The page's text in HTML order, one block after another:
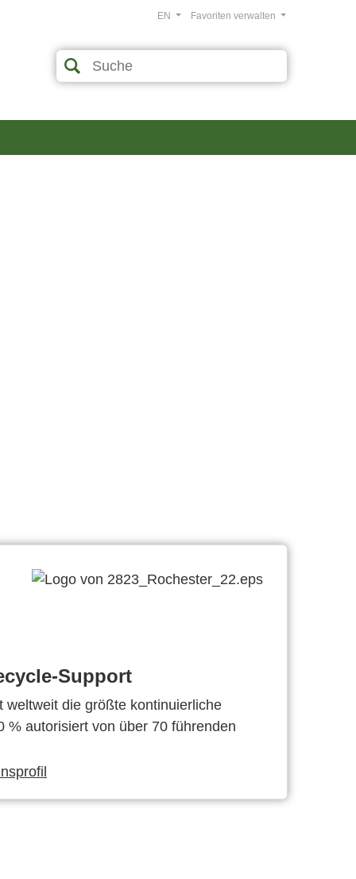
Favoriten verwalten
EN
Support
weltweit die größte kontinuierliche
% autorisiert von über 70 führenden